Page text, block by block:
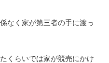
なく家が第三者の手に渡っ
くらいでは家が競売にかけ